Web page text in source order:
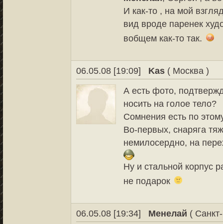
И как-то , на мой
вид вроде паренек
вобщем как-то так.
06.05.08 [19:09] Kas ( Москва )
А есть фото,
носить на голое тело?
Сомнения есть по
Во-первых, снаряга
немилосердно, на
Ну и стальной корпус
не подарок
06.05.08 [19:34] Менелай (